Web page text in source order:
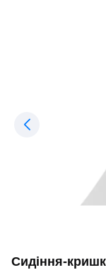
Сидіння-